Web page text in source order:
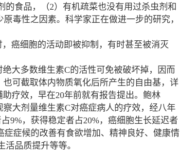
食品，（2）有机疏菜也没有用过杀虫剂和
毒性之因素。科学家正在做进一步的研究，
癌细胞的活动即被抑制，有时甚至被消灭
大多数维生素C的活性可免被破坏掉，因而
可截取体内物质氧化后所产生的自由基，详
疗效，早在20年前就有报告提出。鲍林
察大剂量维生素C对癌症病人的疗效，经八年
9%，获得稳定者占20%，癌细胞生长延迟者
症症候的改善有食欲增加、精神良好、健康情
品质提升等等。